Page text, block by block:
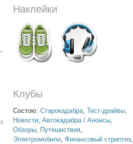
Наклейки
Клубы
Состою: Старокадабра, Тест-драйвы,
Новости, Автокадабра / Анонсы,
Обзоры, Путешествия,
Электромобили, Финансовый стриптиз,